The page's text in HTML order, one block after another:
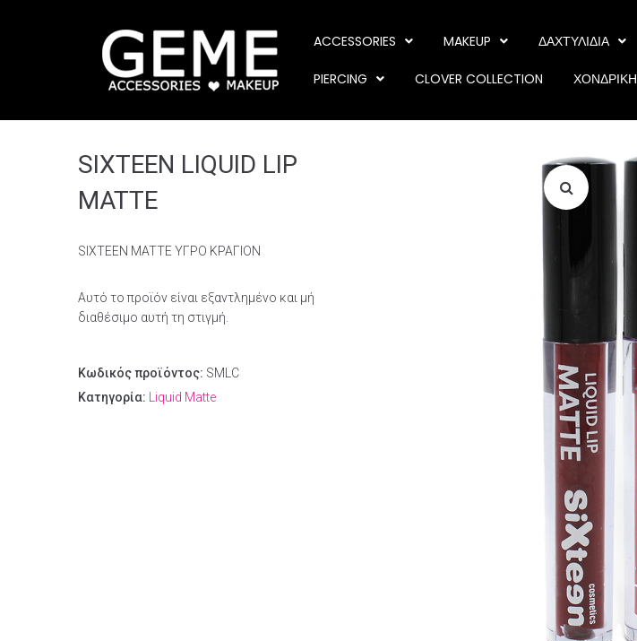
ACCESSORIES MAKEUP ΔΑΧΤΥΛΙΔΙΑ
PIERCING CLOVER COLLECTION ΧΟΝΔΡΙΚΗ
SIXTEEN LIQUID LIP
MATTE
SIXTEEN MATTE ΥΓΡΟ ΚΡΑΓΙΟΝ
Αυτό το προϊόν είναι εξαντλημένο και μή
διαθέσιμο αυτή τη στιγμή.
Κωδικός προϊόντος: SMLC
Κατηγορία:
Liquid Matte